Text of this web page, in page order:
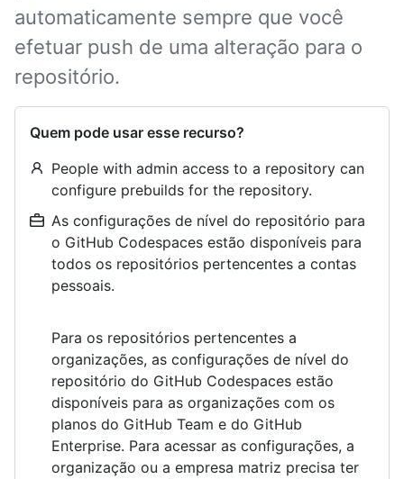
automaticamente sempre que você
efetuar push de uma alteração para o
repositório.
Quem pode usar esse recurso?
People with admin access to a repository can
configure prebuilds for the repository.
As configurações de nível do repositório para
o GitHub Codespaces estão disponíveis para
todos os repositórios pertencentes a contas
pessoais.
Para os repositórios pertencentes a
organizações, as configurações de nível do
repositório do GitHub Codespaces estão
disponíveis para as organizações com os
planos do GitHub Team e do GitHub
Enterprise. Para acessar as configurações, a
organização ou a empresa matriz precisa ter